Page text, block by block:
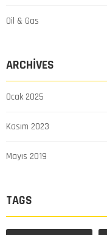
Oil & Gas
ARCHIVES
Ocak 2025
Kasım 2023
Mayıs 2019
TAGS